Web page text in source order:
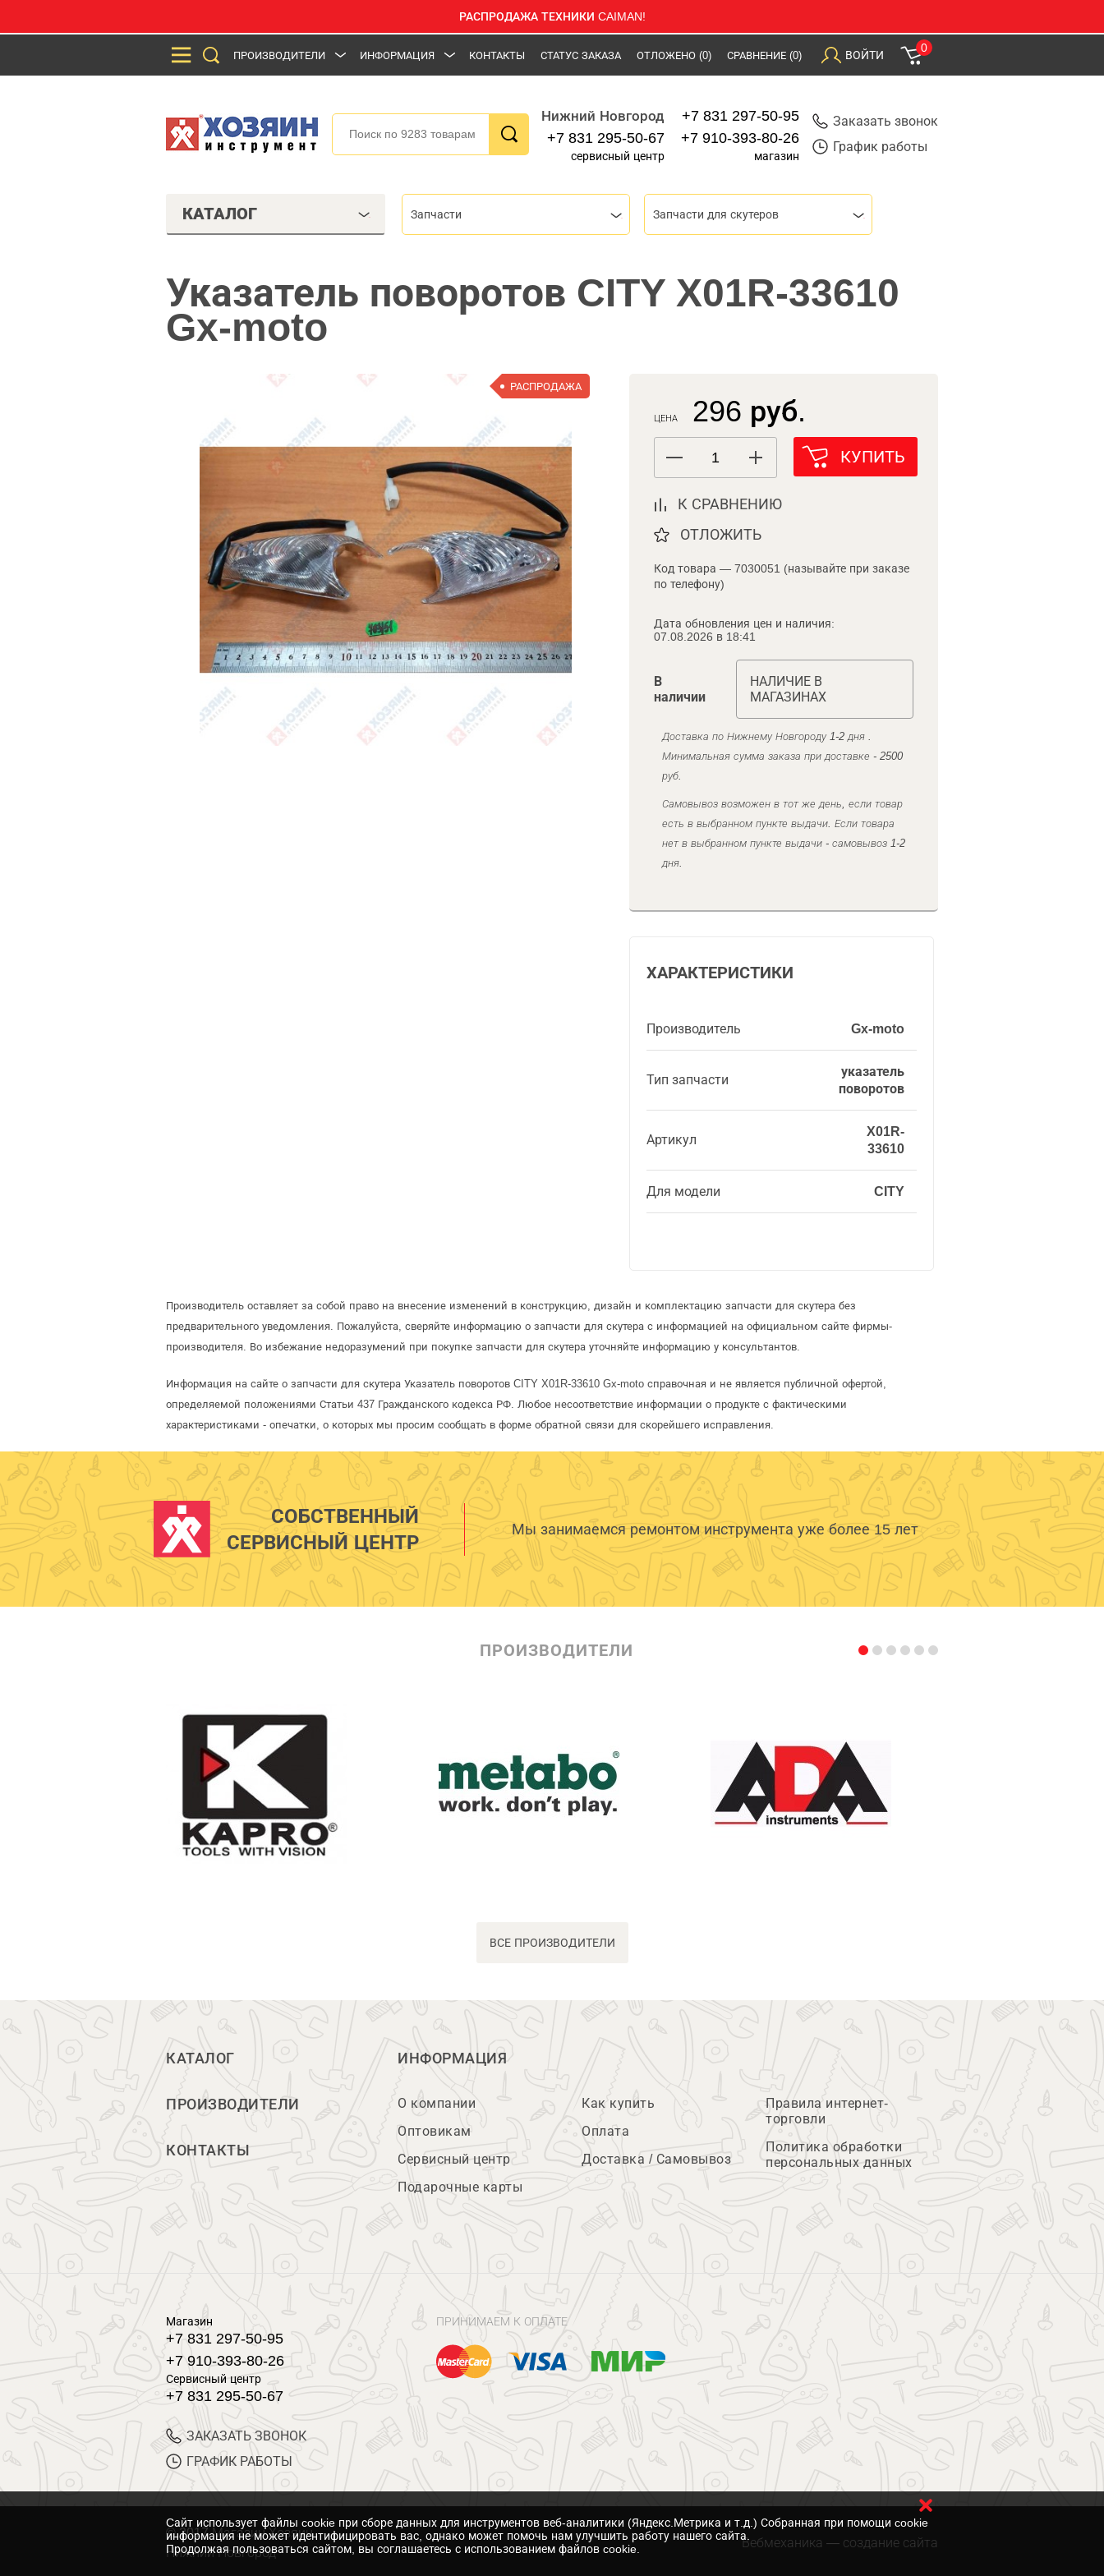
РАСПРОДАЖА ТЕХНИКИ CAIMAN!
ПРОИЗВОДИТЕЛИ ИНФОРМАЦИЯ КОНТАКТЫ СТАТУС ЗАКАЗА ОТЛОЖЕНО (0) СРАВНЕНИЕ (0) ВОЙТИ
0
Нижний Новгород
+7 831 295-50-67
сервисный центр
+7 831 297-50-95
+7 910-393-80-26
магазин
Заказать звонок
График работы
КАТАЛОГ Запчасти Запчасти для скутеров
Указатель поворотов CITY X01R-33610
Gx-moto
РАСПРОДАЖА
ЦЕНА 296 руб.
КУПИТЬ
К СРАВНЕНИЮ
ОТЛОЖИТЬ
Код товара — 7030051 (называйте при заказе
по телефону)
Дата обновления цен и наличия:
07.08.2026 в 18:41
В
наличии
НАЛИЧИЕ В
МАГАЗИНАХ
Доставка по Нижнему Новгороду 1-2 дня .
Минимальная сумма заказа при доставке - 2500
руб.
Самовывоз возможен в тот же день, если товар
есть в выбранном пункте выдачи. Если товара
нет в выбранном пункте выдачи - самовывоз 1-2
дня.
ХАРАКТЕРИСТИКИ
Производитель Gx-moto
Тип запчасти
указатель
поворотов
Артикул
X01R-
33610
Для модели CITY
Производитель оставляет за собой право на внесение изменений в конструкцию, дизайн и комплектацию запчасти для скутера без
предварительного уведомления. Пожалуйста, сверяйте информацию о запчасти для скутера с информацией на официальном сайте фирмы-
производителя. Во избежание недоразумений при покупке запчасти для скутера уточняйте информацию у консультантов.
Информация на сайте о запчасти для скутера Указатель поворотов CITY X01R-33610 Gx-moto справочная и не является публичной офертой,
определяемой положениями Статьи 437 Гражданского кодекса РФ. Любое несоответствие информации о продукте с фактическими
характеристиками - опечатки, о которых мы просим сообщать в форме обратной связи для скорейшего исправления.
СОБСТВЕННЫЙ
СЕРВИСНЫЙ ЦЕНТР
Мы занимаемся ремонтом инструмента уже более 15 лет
ПРОИЗВОДИТЕЛИ
ВСЕ ПРОИЗВОДИТЕЛИ
КАТАЛОГ
ПРОИЗВОДИТЕЛИ
КОНТАКТЫ
ИНФОРМАЦИЯ
О компании
Оптовикам
Сервисный центр
Подарочные карты
Как купить
Оплата
Доставка / Самовывоз
Правила интернет-
торговли
Политика обработки
персональных данных
Магазин
+7 831 297-50-95
+7 910-393-80-26
Сервисный центр
+7 831 295-50-67
ЗАКАЗАТЬ ЗВОНОК
ГРАФИК РАБОТЫ
ПРИНИМАЕМ К ОПЛАТЕ
© 2017 Магазин Хозяин
Нижний Новгород
Вебмеханика — создание сайта
Cайт использует файлы cookie при сборе данных для инструментов веб-аналитики (Яндекс.Метрика и т.д.) Собранная при помощи cookie
информация не может идентифицировать вас, однако может помочь нам улучшить работу нашего сайта.
Продолжая пользоваться сайтом, вы соглашаетесь с использованием файлов cookie.